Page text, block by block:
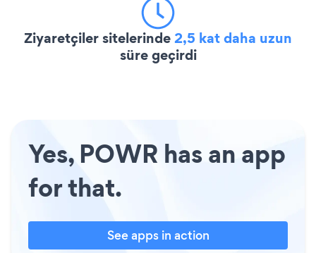
Ziyaretçiler sitelerinde2,5 kat daha uzun
süre geçirdi
Yes, POWR has an app
for that.
See apps in action